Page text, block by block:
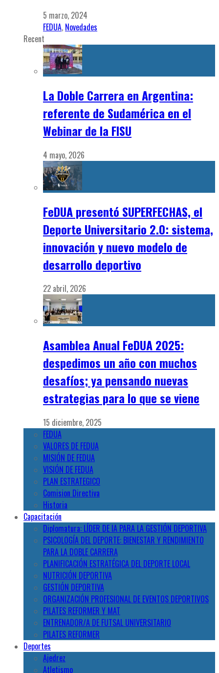
5 marzo, 2024
FEDUA, Novedades
Recent
La Doble Carrera en Argentina:
referente de Sudamérica en el
Webinar de la FISU
4 mayo, 2026
FeDUA presentó SUPERFECHAS, el
Deporte Universitario 2.0: sistema,
innovación y nuevo modelo de
desarrollo deportivo
22 abril, 2026
Asamblea Anual FeDUA 2025:
despedimos un año con muchos
desafíos; ya pensando nuevas
estrategias para lo que se viene
15 diciembre, 2025
FEDUA
VALORES DE FEDUA
MISIÓN DE FEDUA
VISIÓN DE FEDUA
PLAN ESTRATEGICO
Comision Directiva
Historia
Capacitación
Diplomatura: LÍDER DE IA PARA LA GESTIÓN DEPORTIVA
PSICOLOGÍA DEL DEPORTE: BIENESTAR Y RENDIMIENTO
PARA LA DOBLE CARRERA
PLANIFICACIÓN ESTRATÉGICA DEL DEPORTE LOCAL
NUTRICIÓN DEPORTIVA
GESTIÓN DEPORTIVA
ORGANIZACIÓN PROFESIONAL DE EVENTOS DEPORTIVOS
PILATES REFORMER Y MAT
ENTRENADOR/A DE FUTSAL UNIVERSITARIO
PILATES REFORMER
Deportes
Ajedrez
Atletismo